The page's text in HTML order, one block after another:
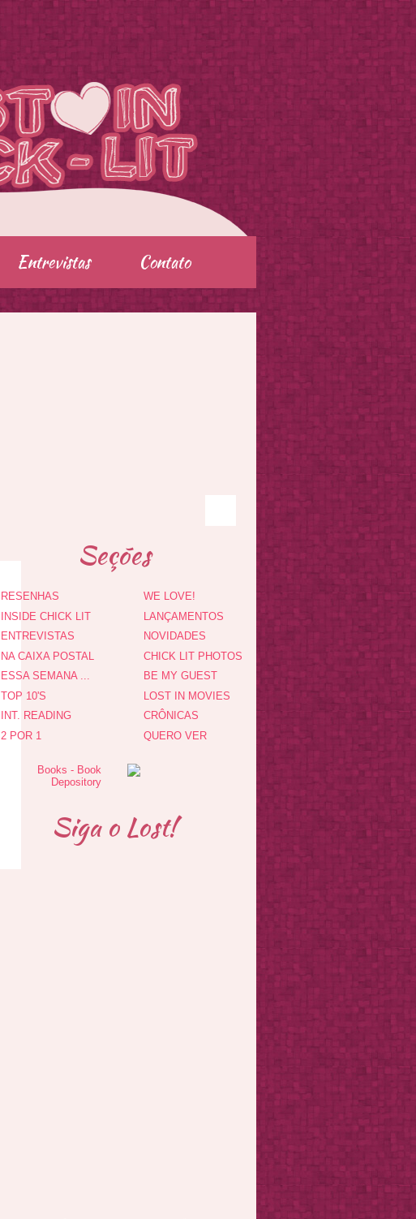
Entrevistas Contato
Seções
RESENHAS
INSIDE CHICK LIT
ENTREVISTAS
NA CAIXA POSTAL
ESSA SEMANA ...
TOP 10'S
INT. READING
2 POR 1
WE LOVE!
LANÇAMENTOS
NOVIDADES
CHICK LIT PHOTOS
BE MY GUEST
LOST IN MOVIES
CRÔNICAS
QUERO VER
Siga o Lost!